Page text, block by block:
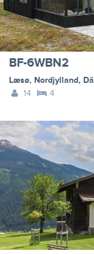
BF-6WBN2
Læsø, Nordjylland,
14
4